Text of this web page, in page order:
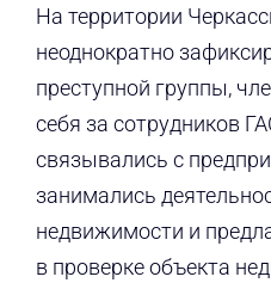
На территории
неоднократно
преступной группы,
себя за сотрудников
связывались с
занимались
недвижимости и
в проверке объекта